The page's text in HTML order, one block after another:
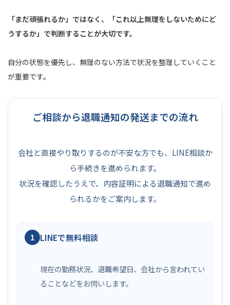
「まだ頑張れるか」ではなく、「これ以上無理をしないためにど
うするか」で判断することが大切です。
自分の状態を優先し、無理のない方法で状況を整理していくこと
が重要です。
ご相談から退職通知の発送までの流れ
会社と直接やり取りするのが不安な方でも、LINE相談か
ら手続きを進められます。
状況を確認したうえで、内容証明による退職通知で進め
られるかをご案内します。
1 LINEで無料相談
現在の勤務状況、退職希望日、会社から言われてい
ることなどをお伺いします。